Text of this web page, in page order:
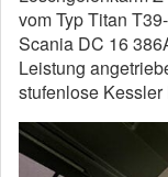
vom Typ Titan
Scania DC 16
Leistung
stufenlose